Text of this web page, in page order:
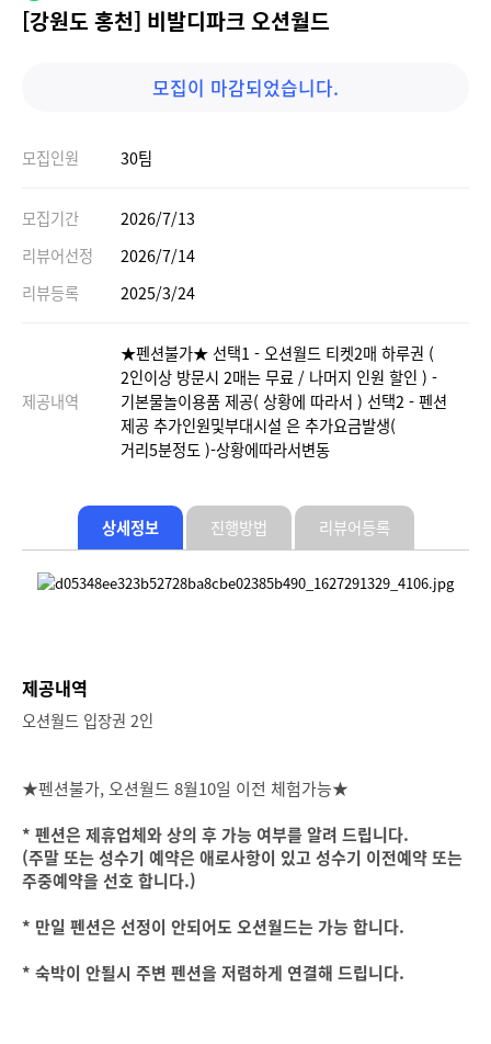
[강원도 홍천] 비발디파크 오션월드
모집이 마감되었습니다.
모집인원 30팀
모집기간
2026/7/13
리뷰어선정
2026/7/14
리뷰등록
2025/3/24
제공내역
★펜션불가★ 선택1 - 오션월드 티켓2매 하루권 (
2인이상 방문시 2매는 무료 / 나머지 인원 할인 ) -
기본물놀이용품 제공( 상황에 따라서 ) 선택2 - 펜션
제공 추가인원및부대시설 은 추가요금발생(
거리5분정도 )-상황에따라서변동
상세정보 진행방법 리뷰어등록
제공내역
오션월드 입장권 2인
★펜션불가, 오션월드 8월10일 이전 체험가능★
* 펜션은 제휴업체와 상의 후 가능 여부를 알려 드립니다.
(주말 또는 성수기 예약은 애로사항이 있고 성수기 이전예약 또는
주중예약을 선호 합니다.)
* 만일 펜션은 선정이 안되어도 오션월드는 가능 합니다.
* 숙박이 안될시 주변 펜션을 저렴하게 연결해 드립니다.